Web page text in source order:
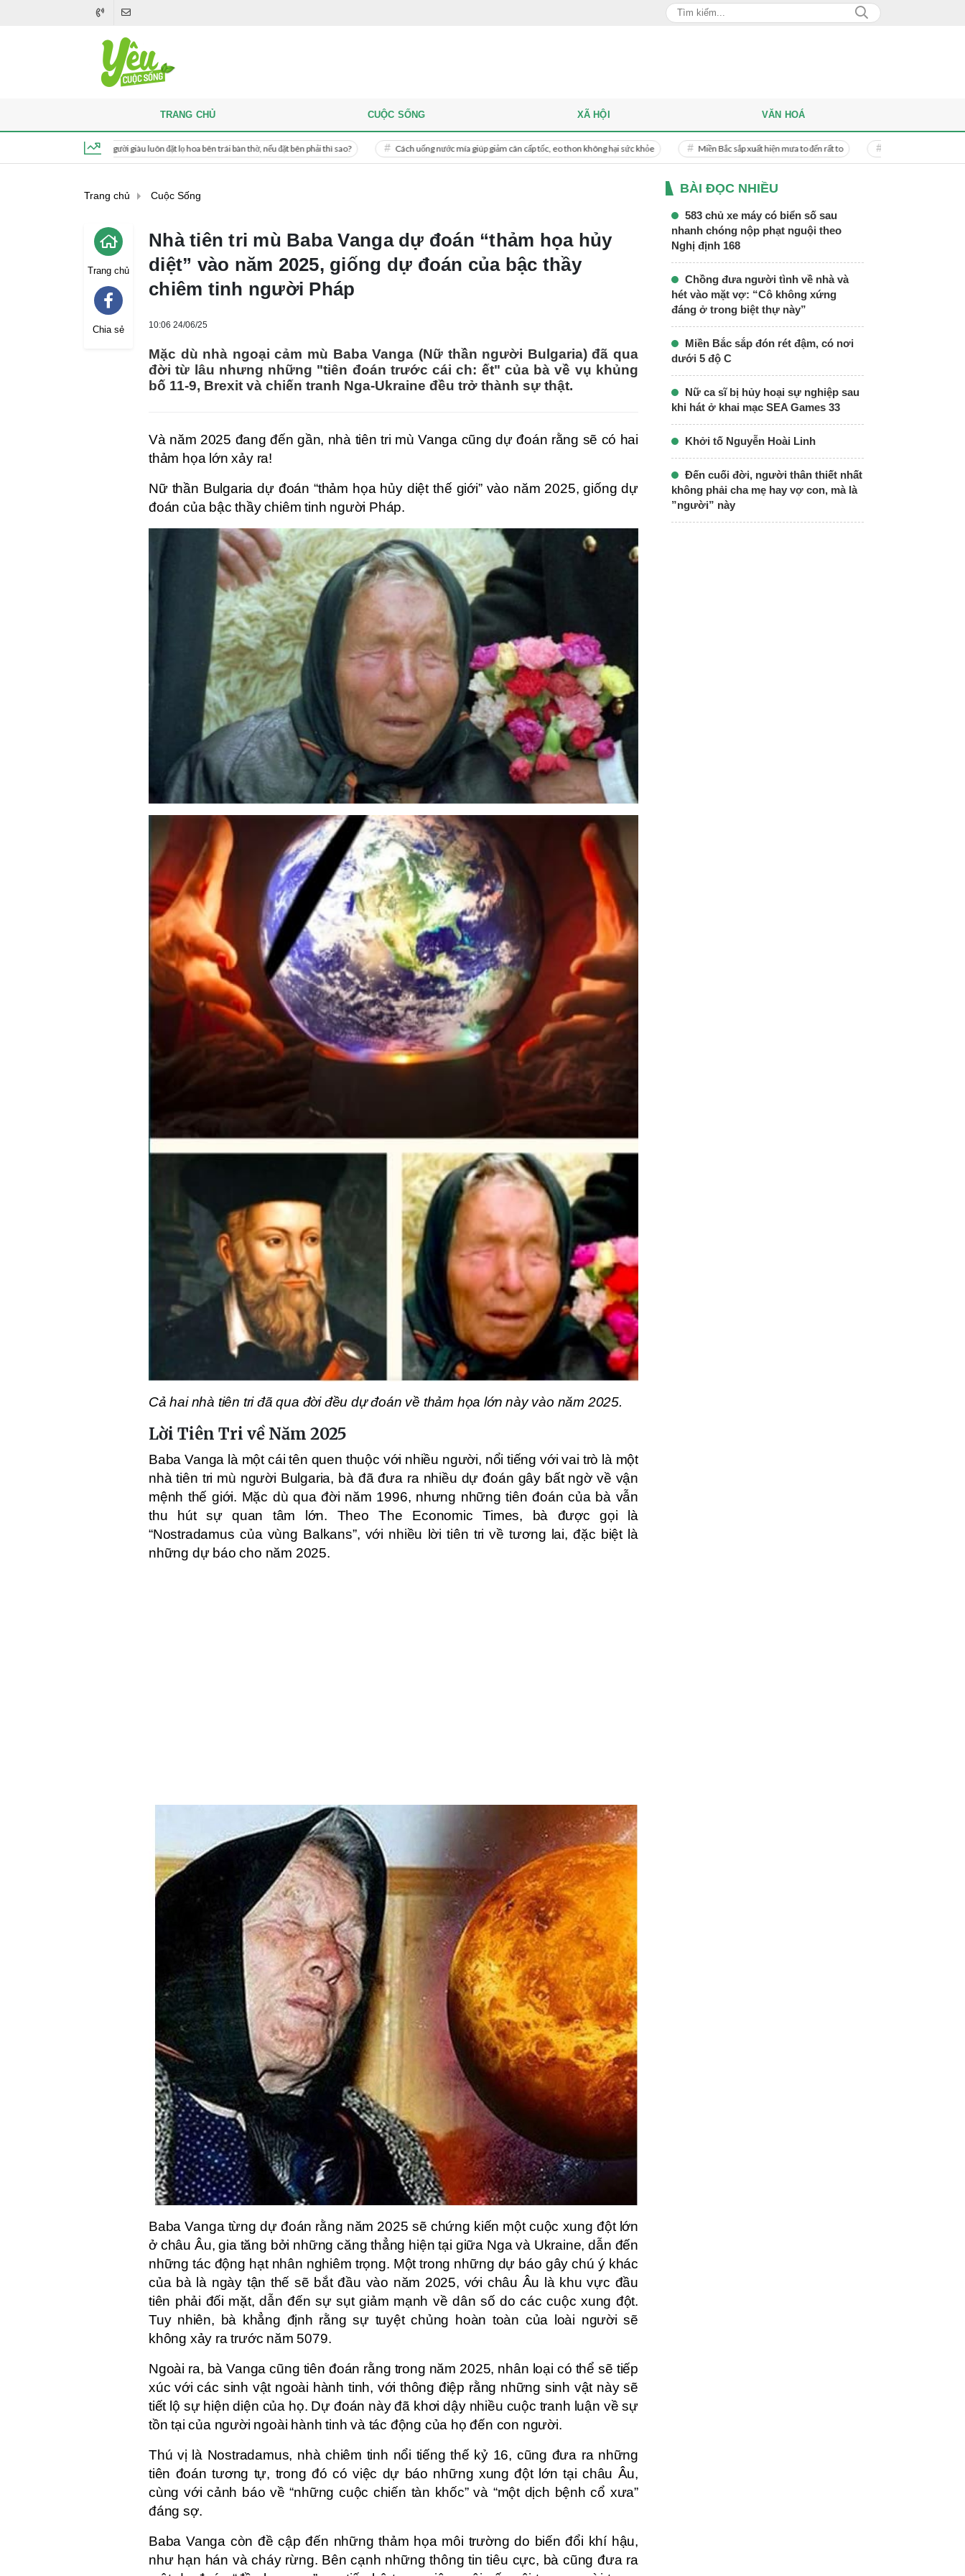
hương, người giàu luôn đặt lọ hoa bên trái bàn thờ, nếu đặt bên phải thì sao? Cách uống nước mía giúp giảm cân cấp tốc, eo thon không hại sức khỏe Miền Bắc sắp xuất hiện mưa to đến rất to Danh tính người phụ nữ bị bạn trai
TRANG CHỦ CUỘC SỐNG XÃ HỘI VĂN HOÁ
Trang chủ Cuộc Sống
Trang chủ
Chia sẻ
Nhà tiên tri mù Baba Vanga dự đoán “thảm họa hủy
diệt” vào năm 2025, giống dự đoán của bậc thầy
chiêm tinh người Pháp
10:06 24/06/25
Mặc dù nhà ngoại cảm mù Baba Vanga (Nữ thần người Bulgaria) đã qua
đời từ lâu nhưng những "tiên đoán trước cái ch: ết" của bà về vụ khủng
bố 11-9, Brexit và chiến tranh Nga-Ukraine đều trở thành sự thật.
Và năm 2025 đang đến gần, nhà tiên tri mù Vanga cũng dự đoán rằng sẽ có hai
thảm họa lớn xảy ra!
Nữ thần Bulgaria dự đoán “thảm họa hủy diệt thế giới” vào năm 2025, giống dự
đoán của bậc thầy chiêm tinh người Pháp.
Cả hai nhà tiên tri đã qua đời đều dự đoán về thảm họa lớn này vào năm 2025.
Lời Tiên Tri về Năm 2025
Baba Vanga là một cái tên quen thuộc với nhiều người, nổi tiếng với vai trò là một
nhà tiên tri mù người Bulgaria, bà đã đưa ra nhiều dự đoán gây bất ngờ về vận
mệnh thế giới. Mặc dù qua đời năm 1996, nhưng những tiên đoán của bà vẫn
thu hút sự quan tâm lớn. Theo The Economic Times, bà được gọi là
“Nostradamus của vùng Balkans”, với nhiều lời tiên tri về tương lai, đặc biệt là
những dự báo cho năm 2025.
Baba Vanga từng dự đoán rằng năm 2025 sẽ chứng kiến một cuộc xung đột lớn
ở châu Âu, gia tăng bởi những căng thẳng hiện tại giữa Nga và Ukraine, dẫn đến
những tác động hạt nhân nghiêm trọng. Một trong những dự báo gây chú ý khác
của bà là ngày tận thế sẽ bắt đầu vào năm 2025, với châu Âu là khu vực đầu
tiên phải đối mặt, dẫn đến sự sụt giảm mạnh về dân số do các cuộc xung đột.
Tuy nhiên, bà khẳng định rằng sự tuyệt chủng hoàn toàn của loài người sẽ
không xảy ra trước năm 5079.
Ngoài ra, bà Vanga cũng tiên đoán rằng trong năm 2025, nhân loại có thể sẽ tiếp
xúc với các sinh vật ngoài hành tinh, với thông điệp rằng những sinh vật này sẽ
tiết lộ sự hiện diện của họ. Dự đoán này đã khơi dậy nhiều cuộc tranh luận về sự
tồn tại của người ngoài hành tinh và tác động của họ đến con người.
Thú vị là Nostradamus, nhà chiêm tinh nổi tiếng thế kỷ 16, cũng đưa ra những
tiên đoán tương tự, trong đó có việc dự báo những xung đột lớn tại châu Âu,
cùng với cảnh báo về “những cuộc chiến tàn khốc” và “một dịch bệnh cổ xưa”
đáng sợ.
Baba Vanga còn đề cập đến những thảm họa môi trường do biến đổi khí hậu,
như hạn hán và cháy rừng. Bên cạnh những thông tin tiêu cực, bà cũng đưa ra
BÀI ĐỌC NHIỀU
583 chủ xe máy có biển số sau
nhanh chóng nộp phạt nguội theo
Nghị định 168
Chồng đưa người tình về nhà và
hét vào mặt vợ: “Cô không xứng
đáng ở trong biệt thự này”
Miền Bắc sắp đón rét đậm, có nơi
dưới 5 độ C
Nữ ca sĩ bị hủy hoại sự nghiệp sau
khi hát ở khai mạc SEA Games 33
Khởi tố Nguyễn Hoài Linh
Đến cuối đời, người thân thiết nhất
không phải cha mẹ hay vợ con, mà là
”người” này